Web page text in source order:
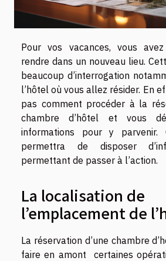
Pour vos vacances, vous
rendre dans un nouveau lieu.
beaucoup d’interrogation
l’hôtel où vous allez résider. En
pas comment procéder à la
chambre d’hôtel et vous
informations pour y parvenir.
permettra de disposer
permettant de passer à l’action.
La localisation de
l’emplacement de
La réservation d’une chambre
faire en amont certaines